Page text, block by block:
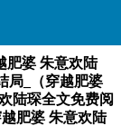
欢陆琛）全
婆 朱意欢陆
肥婆 朱意欢陆
局_（穿越肥婆
陆琛全文免费阅
肥婆 朱意欢陆